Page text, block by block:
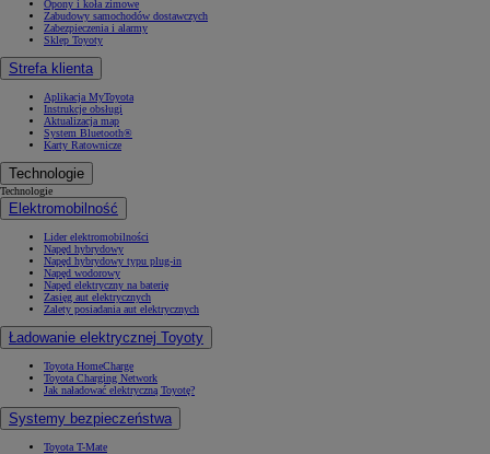
Opony i koła zimowe
Zabudowy samochodów dostawczych
Zabezpieczenia i alarmy
Sklep Toyoty
Strefa klienta
Aplikacja MyToyota
Instrukcje obsługi
Aktualizacja map
System Bluetooth®
Karty Ratownicze
Technologie
Technologie
Elektromobilność
Lider elektromobilności
Napęd hybrydowy
Napęd hybrydowy typu plug-in
Napęd wodorowy
Napęd elektryczny na baterię
Zasięg aut elektrycznych
Zalety posiadania aut elektrycznych
Ładowanie elektrycznej Toyoty
Toyota HomeCharge
Toyota Charging Network
Jak naładować elektryczną Toyotę?
Systemy bezpieczeństwa
Toyota T-Mate